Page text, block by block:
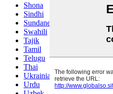
Shona
Sindhi
Sundanese
Swahili
Tajik
Tamil
Telugu
Thai
Ukrainian
Urdu